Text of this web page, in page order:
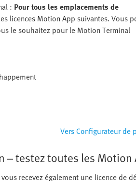
: Pour tous les emplacements de
licences Motion App suivantes. Vous
le souhaitez pour le Motion Terminal
Vers Configurateur de
– testez toutes les Motion
recevez également une licence de